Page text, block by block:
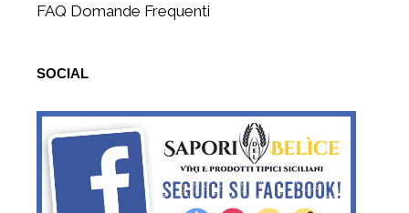
FAQ Domande Frequenti
SOCIAL